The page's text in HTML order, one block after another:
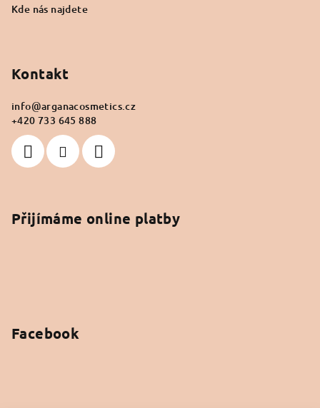
Kde nás najdete
Kontakt
info@arganacosmetics.cz
+420 733 645 888
Přijímáme online platby
Facebook